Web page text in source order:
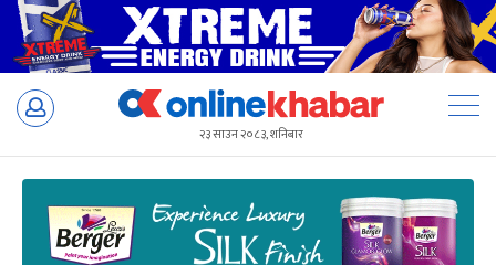
Skip
२३ साउन २०८३, शनिबार